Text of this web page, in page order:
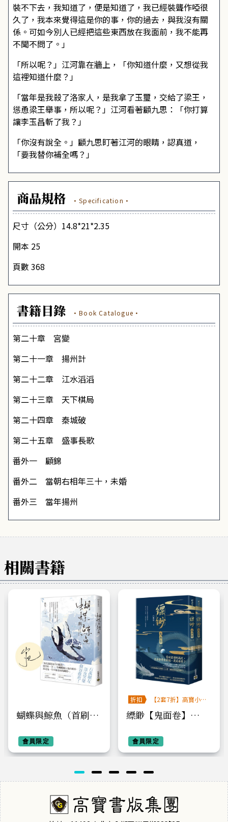
裝不下去，我知道了，便是知道了，我已經裝聾作啞很
久了，我本來覺得這是你的事，你的過去，與我沒有關
係。可如今別人已經把這些東西放在我面前，我不能再
不聞不問了。」
「所以呢？」江河靠在牆上，「你知道什麼，又想從我
這裡知道什麼？」
「當年是我殺了洛家人，是我拿了玉璽，交給了梁王，
慫恿梁王舉事，所以呢？」江河看著顧九思：「你打算
讓李玉昌斬了我？」
「你沒有說全。」顧九思盯著江河的眼睛，認真道，
「要我替你補全嗎？」
商品規格 ·Specification·
尺寸（公分）14.8*21*2.35
開本 25
頁數 368
書籍目錄 ·Book Catalogue·
第二十章 宮變
第二十一章 揚州計
第二十二章 江水滔滔
第二十三章 天下棋局
第二十四章 秦城破
第二十五章 盛事長歌
番外一 顧錦
番外二 當朝右相年三十，未婚
番外三 當年揚州
相關書籍
蝴蝶與鯨魚（首刷印
會員限定
折扣
【2套7折】高寶小說
縹緲【鬼面卷】
分售
會員限定